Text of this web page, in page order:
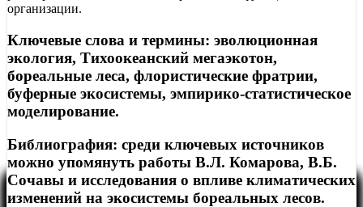
организации.
Ключевые слова и термины: эволюционная
экология, Тихоокеанский мегаэкотон,
бореальные леса, флористические фратрии,
буферные экосистемы, эмпирико-статистическое
моделирование.
Библиография: среди ключевых источников
можно упомянуть работы В.Л. Комарова, В.Б.
Сочавы и исследования о впливе климатических
изменений на экосистемы бореальных лесов.